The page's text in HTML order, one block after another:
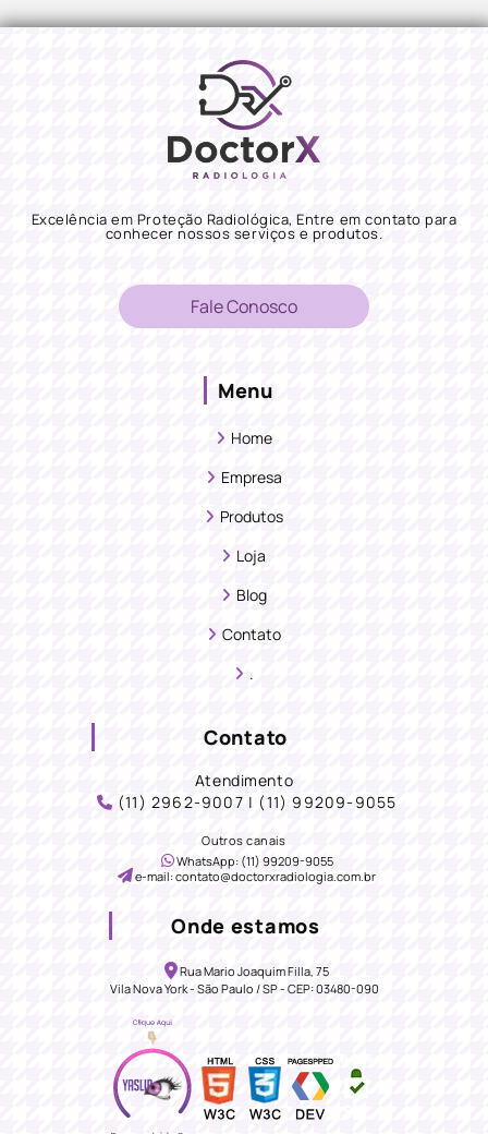
Excelência em Proteção Radiológica, Entre em contato para
conhecer nossos serviços e produtos.
Fale Conosco
Menu
Home
Empresa
Produtos
Loja
Blog
Contato
.
Contato
Atendimento
(11) 2962-9007 | (11) 99209-9055
Outros canais
WhatsApp: (11) 99209-9055
e-mail: contato@doctorxradiologia.com.br
Onde estamos
Rua Mario Joaquim Filla, 75
Vila Nova York - São Paulo / SP - CEP: 03480-090